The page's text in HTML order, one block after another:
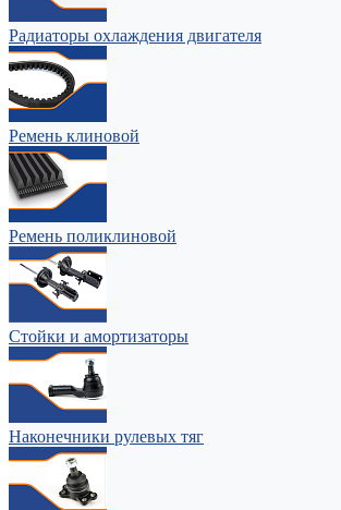
Радиаторы охлаждения двигателя
Ремень клиновой
Ремень поликлиновой
Стойки и амортизаторы
Наконечники рулевых тяг